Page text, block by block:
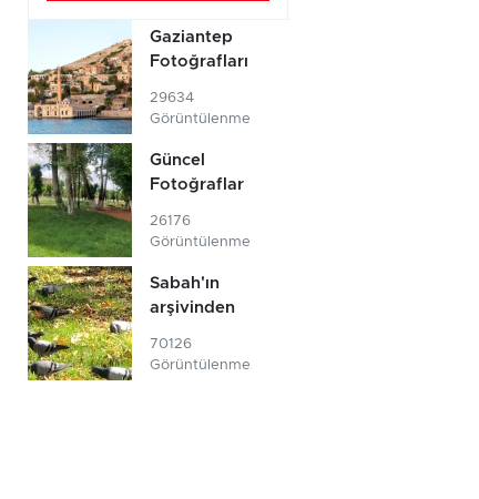
Gaziantep
Fotoğrafları
29634
Görüntülenme
Güncel
Fotoğraflar
26176
Görüntülenme
Sabah'ın
arşivinden
70126
Görüntülenme